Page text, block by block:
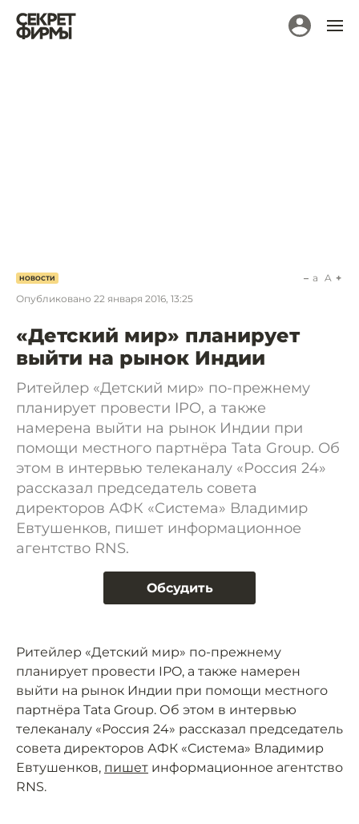
НОВОСТИ
Опубликовано 22 января 2016, 13:25
a A
«Детский мир» планирует
выйти на рынок Индии
Ритейлер «Детский мир» по-прежнему
планирует провести IPO, а также
намерена выйти на рынок Индии при
помощи местного партнёра Tata Group. Об
этом в интервью телеканалу «Россия 24»
рассказал председатель совета
директоров АФК «Система» Владимир
Евтушенков, пишет информационное
агентство RNS.
Обсудить
Ритейлер «Детский мир» по-прежнему
планирует провести IPO, а также намерен
выйти на рынок Индии при помощи местного
партнёра Tata Group. Об этом в интервью
телеканалу «Россия 24» рассказал председатель
совета директоров АФК «Система» Владимир
Евтушенков, пишет информационное агентство
RNS.